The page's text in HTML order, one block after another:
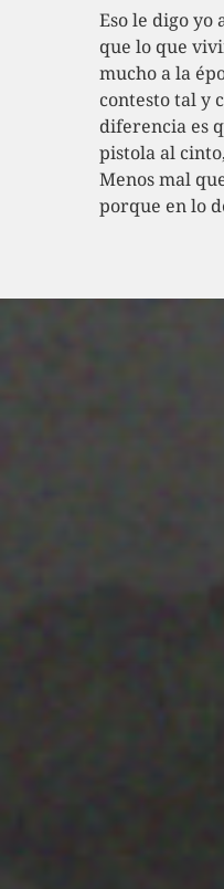
Eso le digo yo
que lo que
mucho a la
contesto tal y
diferencia es
pistola al
Menos mal
porque en lo